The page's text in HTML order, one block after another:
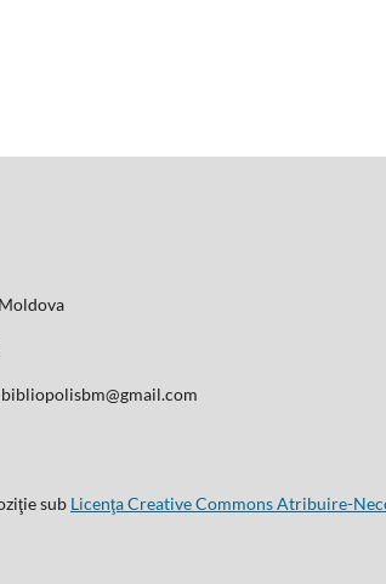
sub Licenţa Creative Commons Atribuire-